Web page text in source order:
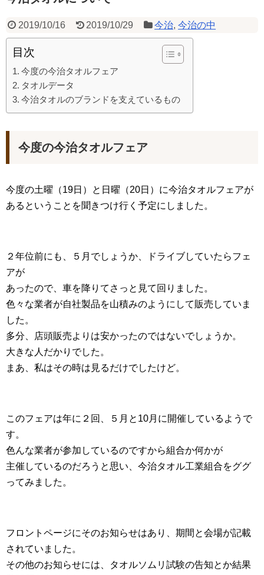
2019/10/16 2019/10/29 今治,今治の中
目次
今度の今治タオルフェア
タオルデータ
今治タオルのブランドを支えているもの
今度の今治タオルフェア
今度の土曜（19日）と日曜（20日）に今治タオルフェアが
あるということを聞きつけ行く予定にしました。
２年位前にも、５月でしょうか、ドライブしていたらフェ
アが
あったので、車を降りてさっと見て回りました。
色々な業者が自社製品を山積みのようにして販売していま
した。
多分、店頭販売よりは安かったのではないでしょうか。
大きな人だかりでした。
まあ、私はその時は見るだけでしたけど。
このフェアは年に２回、５月と10月に開催しているようで
す。
色んな業者が参加しているのですから組合か何かが
主催しているのだろうと思い、今治タオル工業組合をググ
ってみました。
フロントページにそのお知らせはあり、期間と会場が記載
されていました。
その他のお知らせには、タオルソムリ試験の告知とか結果